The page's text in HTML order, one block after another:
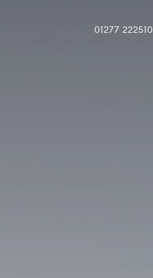
01277 222510